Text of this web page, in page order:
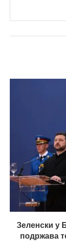
Зеленски у
подржава